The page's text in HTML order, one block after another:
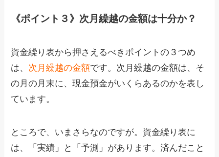
《ポイント３》次月繰越の金額は十分か？
資金繰り表から押さえるべきポイントの３つめ
は、 次月繰越の金額です。次月繰越の金額は、そ
の月の月末に、現金預金がいくらあるのかを表し
ています。
ところで、いまさらなのですが。資金繰り表に
は、「実績」と「予測」があります。済んだこと